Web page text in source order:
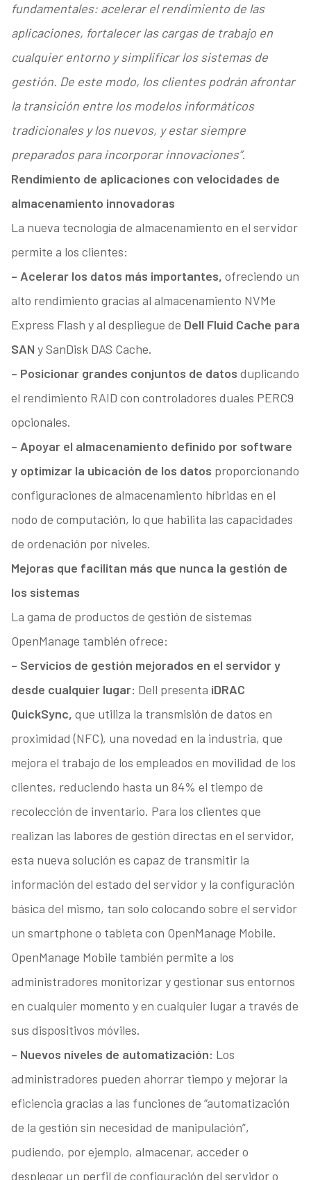
fundamentales: acelerar el rendimiento de las
aplicaciones, fortalecer las cargas de trabajo en
cualquier entorno y simplificar los sistemas de
gestión. De este modo, los clientes podrán afrontar
la transición entre los modelos informáticos
tradicionales y los nuevos, y estar siempre
preparados para incorporar innovaciones”.
Rendimiento de aplicaciones con velocidades de
almacenamiento innovadoras
La nueva tecnología de almacenamiento en el servidor
permite a los clientes:
– Acelerar los datos más importantes, ofreciendo un
alto rendimiento gracias al almacenamiento NVMe
Express Flash y al despliegue de Dell Fluid Cache para
SAN y SanDisk DAS Cache.
– Posicionar grandes conjuntos de datos duplicando
el rendimiento RAID con controladores duales PERC9
opcionales.
– Apoyar el almacenamiento definido por software
y optimizar la ubicación de los datos proporcionando
configuraciones de almacenamiento híbridas en el
nodo de computación, lo que habilita las capacidades
de ordenación por niveles.
Mejoras que facilitan más que nunca la gestión de
los sistemas
La gama de productos de gestión de sistemas
OpenManage también ofrece:
– Servicios de gestión mejorados en el servidor y
desde cualquier lugar: Dell presenta iDRAC
QuickSync, que utiliza la transmisión de datos en
proximidad (NFC), una novedad en la industria, que
mejora el trabajo de los empleados en movilidad de los
clientes, reduciendo hasta un 84% el tiempo de
recolección de inventario. Para los clientes que
realizan las labores de gestión directas en el servidor,
esta nueva solución es capaz de transmitir la
información del estado del servidor y la configuración
básica del mismo, tan solo colocando sobre el servidor
un smartphone o tableta con OpenManage Mobile.
OpenManage Mobile también permite a los
administradores monitorizar y gestionar sus entornos
en cualquier momento y en cualquier lugar a través de
sus dispositivos móviles.
– Nuevos niveles de automatización: Los
administradores pueden ahorrar tiempo y mejorar la
eficiencia gracias a las funciones de “automatización
de la gestión sin necesidad de manipulación”,
pudiendo, por ejemplo, almacenar, acceder o
desplegar un perfil de configuración del servidor o